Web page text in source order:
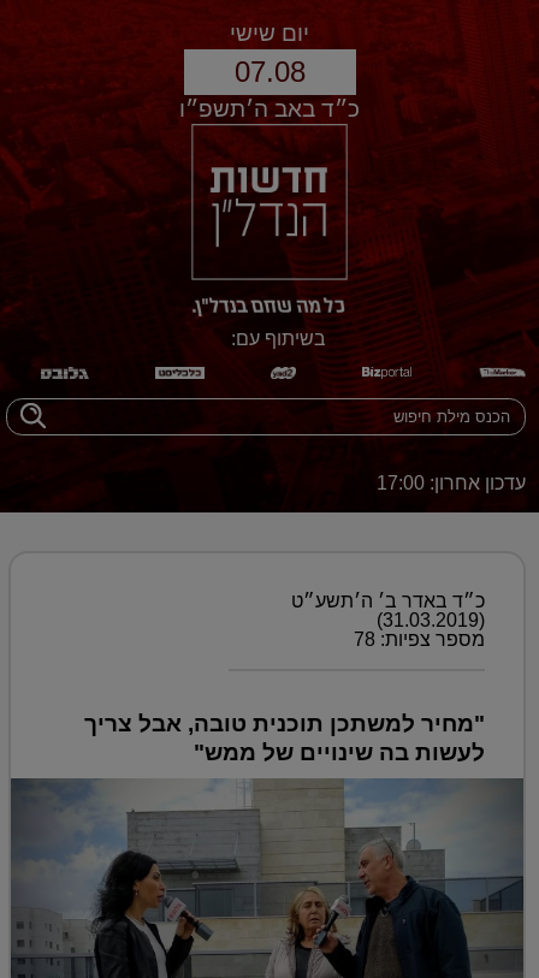
יום שישי
07.08
כ״ד באב ה׳תשפ״ו
בשיתוף עם:
עדכון אחרון: 17:00
כ״ד באדר ב׳ ה׳תשע״ט
(31.03.2019)
מספר צפיות: 78
"מחיר למשתכן תוכנית טובה, אבל צריך
לעשות בה שינויים של ממש"